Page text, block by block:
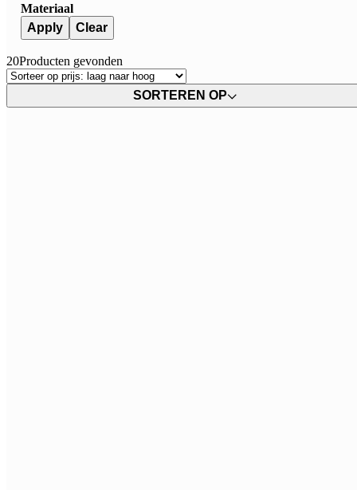
Materiaal
Apply
Clear
20Producten gevonden
SORTEREN OP